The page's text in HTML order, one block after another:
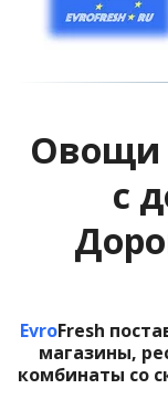
Овощи
с
EvroFresh
магазины,
комбинаты со